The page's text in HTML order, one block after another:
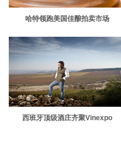
哈特领跑美国佳酿拍卖市场
西班牙顶级酒庄齐聚Vinexpo